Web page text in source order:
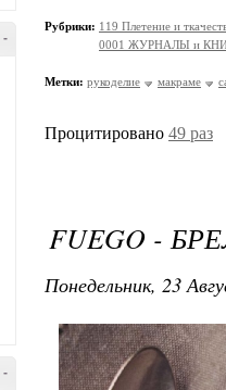
-
-
Рубрики: 119 Плетение и
0001 ЖУРНАЛЫ и
Метки: рукоделие макраме
Процитировано 49 раз
FUEGO -
Понедельник, 23